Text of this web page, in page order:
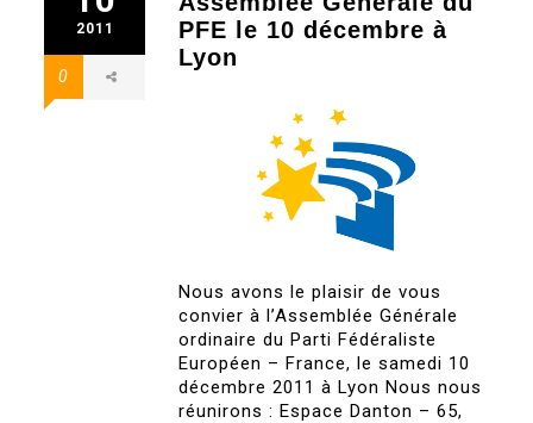
2011
0
PFE le 10 décembre à
Lyon
Nous avons le plaisir de vous
convier à l’Assemblée Générale
ordinaire du Parti Fédéraliste
Européen – France, le samedi 10
décembre 2011 à Lyon Nous nous
réunirons : Espace Danton – 65,